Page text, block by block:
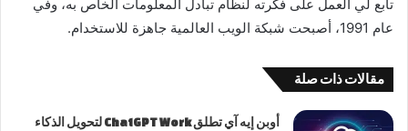
تابع لي العمل على فكرته لنظام تبادل المعلومات الخاص به، وفي
عام 1991، أصبحت شبكة الويب العالمية جاهزة للاستخدام.
مقالات ذات صلة
أوبن إيه آي تطلق ChatGPT Work لتحويل الذكاء